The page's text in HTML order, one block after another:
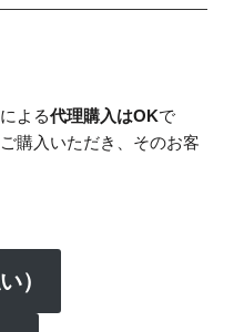
よる代理購入はOKで
購入いただき、そのお客
）